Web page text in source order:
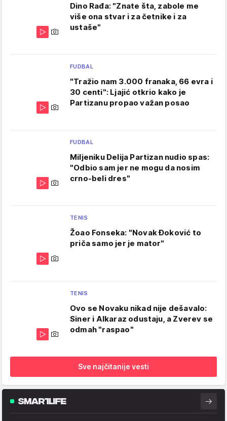
Dino Rađa: "Znate šta, zabole me
više ona stvar i za četnike i za
ustaše"
FUDBAL
"Tražio nam 3.000 franaka, 66 evra i
30 centi": Ljajić otkrio kako je
Partizanu propao važan posao
FUDBAL
Miljeniku Delija Partizan nudio spas:
"Odbio sam jer ne mogu da nosim
crno-beli dres"
TENIS
Žoao Fonseka: "Novak Đoković to
priča samo jer je mator"
TENIS
Ovo se Novaku nikad nije dešavalo:
Siner i Alkaraz odustaju, a Zverev se
odmah "raspao"
Sve najčitanije vesti